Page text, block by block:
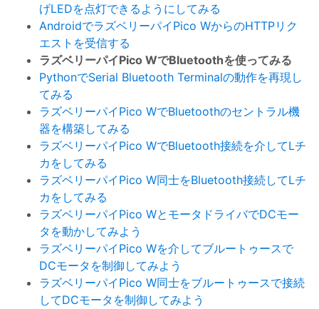
げLEDを点灯できるようにしてみる
AndroidでラズベリーパイPico WからのHTTPリク
エストを受信する
ラズベリーパイPico WでBluetoothを使ってみる
PythonでSerial Bluetooth Terminalの動作を再現し
てみる
ラズベリーパイPico WでBluetoothのセントラル機
器を構築してみる
ラズベリーパイPico WでBluetooth接続を介してLチ
カをしてみる
ラズベリーパイPico W同士をBluetooth接続してLチ
カをしてみる
ラズベリーパイPico WとモータドライバでDCモー
タを動かしてみよう
ラズベリーパイPico Wを介してブルートゥースで
DCモータを制御してみよう
ラズベリーパイPico W同士をブルートゥースで接続
してDCモータを制御してみよう